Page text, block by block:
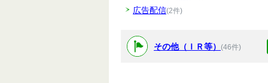
広告配信(2件)
その他（ＩＲ等） (46件)